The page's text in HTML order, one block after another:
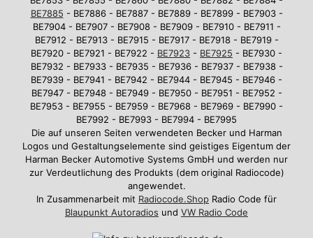
BE7885 - BE7886 - BE7887 - BE7889 - BE7899 - BE7903 -
BE7904 - BE7907 - BE7908 - BE7909 - BE7910 - BE7911 -
BE7912 - BE7913 - BE7915 - BE7917 - BE7918 - BE7919 -
BE7920 - BE7921 - BE7922 - BE7923 - BE7925 - BE7930 -
BE7932 - BE7933 - BE7935 - BE7936 - BE7937 - BE7938 -
BE7939 - BE7941 - BE7942 - BE7944 - BE7945 - BE7946 -
BE7947 - BE7948 - BE7949 - BE7950 - BE7951 - BE7952 -
BE7953 - BE7955 - BE7959 - BE7968 - BE7969 - BE7990 -
BE7992 - BE7993 - BE7994 - BE7995
Die auf unseren Seiten verwendeten Becker und Harman
Logos und Gestaltungselemente sind geistiges Eigentum der
Harman Becker Automotive Systems GmbH und werden nur
zur Verdeutlichung des Produkts (dem original Radiocode)
angewendet.
In Zusammenarbeit mit Radiocode.Shop Radio Code für
Blaupunkt Autoradios und VW Radio Code